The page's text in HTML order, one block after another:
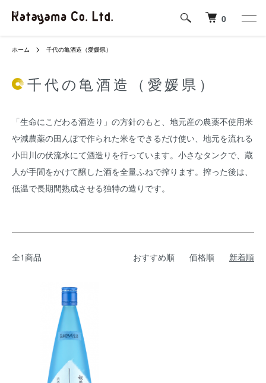
0
ホーム 千代の亀酒造（愛媛県）
千代の亀酒造（愛媛県）
「生命にこだわる酒造り」の方針のもと、地元産の農薬不使用米
や減農薬の田んぼで作られた米をできるだけ使い、地元を流れる
小田川の伏流水にて酒造りを行っています。小さなタンクで、蔵
人が手間をかけて醸した酒を全量ふねで搾ります。搾った後は、
低温で長期間熟成させる独特の造りです。
全1商品 おすすめ順 価格順 新着順